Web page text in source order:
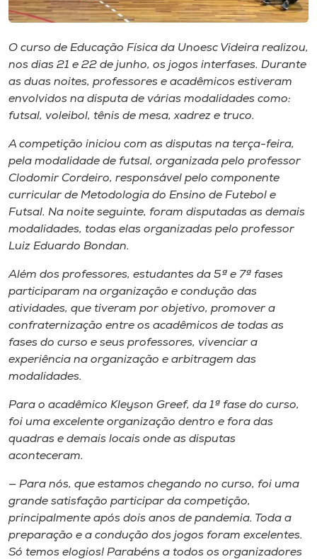
Editora
Rádio
Museu
Store
Selecione
o idioma
A+
A-
O curso de Educação Física da Unoesc Videira realizou,
nos dias 21 e 22 de junho, os jogos interfases. Durante
as duas noites, professores e acadêmicos estiveram
envolvidos na disputa de várias modalidades como:
futsal, voleibol, tênis de mesa, xadrez e truco.
A competição iniciou com as disputas na terça-feira,
pela modalidade de futsal, organizada pelo professor
Clodomir Cordeiro, responsável pelo componente
curricular de Metodologia do Ensino de Futebol e
Futsal. Na noite seguinte, foram disputadas as demais
modalidades, todas elas organizadas pelo professor
Luiz Eduardo Bondan.
Além dos professores, estudantes da 5ª e 7ª fases
participaram na organização e condução das
atividades, que tiveram por objetivo, promover a
confraternização entre os acadêmicos de todas as
fases do curso e seus professores, vivenciar a
experiência na organização e arbitragem das
modalidades.
Para o acadêmico Kleyson Greef, da 1ª fase do curso,
foi uma excelente organização dentro e fora das
quadras e demais locais onde as disputas
aconteceram.
— Para nós, que estamos chegando no curso, foi uma
grande satisfação participar da competição,
principalmente após dois anos de pandemia. Toda a
preparação e a condução dos jogos foram excelentes.
Só temos elogios! Parabéns a todos os organizadores